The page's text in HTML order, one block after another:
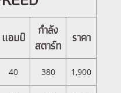
แอมป์
กำลัง
สตาร์ท
ราคา
40 380 1,900